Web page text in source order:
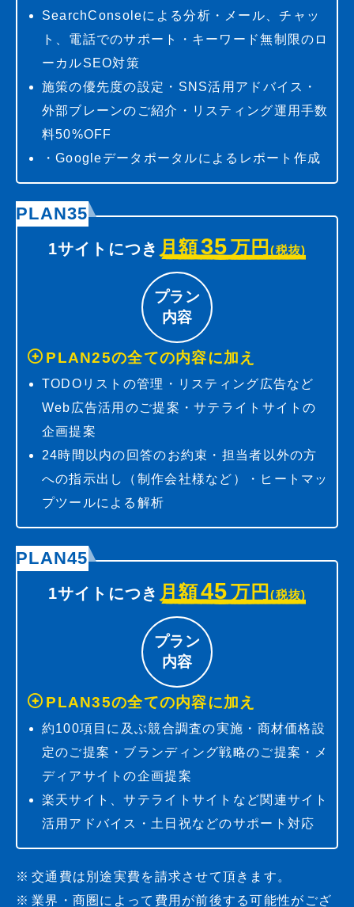
SearchConsoleによる分析・メール、チャッ
ト、電話でのサポート・キーワード無制限のロ
ーカルSEO対策
施策の優先度の設定・SNS活用アドバイス・
外部ブレーンのご紹介・リスティング運用手数
料50%OFF
・Googleデータポータルによるレポート作成
PLAN35
1サイトにつき 月額35万円(税抜)
プラン
内容
PLAN25の全ての内容に加え
TODOリストの管理・リスティング広告など
Web広告活用のご提案・サテライトサイトの
企画提案
24時間以内の回答のお約束・担当者以外の方
への指示出し（制作会社様など）・ヒートマッ
プツールによる解析
PLAN45
1サイトにつき 月額45万円(税抜)
プラン
内容
PLAN35の全ての内容に加え
約100項目に及ぶ競合調査の実施・商材価格設
定のご提案・ブランディング戦略のご提案・メ
ディアサイトの企画提案
楽天サイト、サテライトサイトなど関連サイト
活用アドバイス・土日祝などのサポート対応
交通費は別途実費を請求させて頂きます。
業界・商圏によって費用が前後する可能性がござ